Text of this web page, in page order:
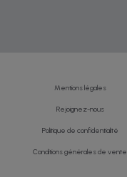
Mentions légales
Rejoignez-nous
Politique de confidentialité
Conditions générales de vente